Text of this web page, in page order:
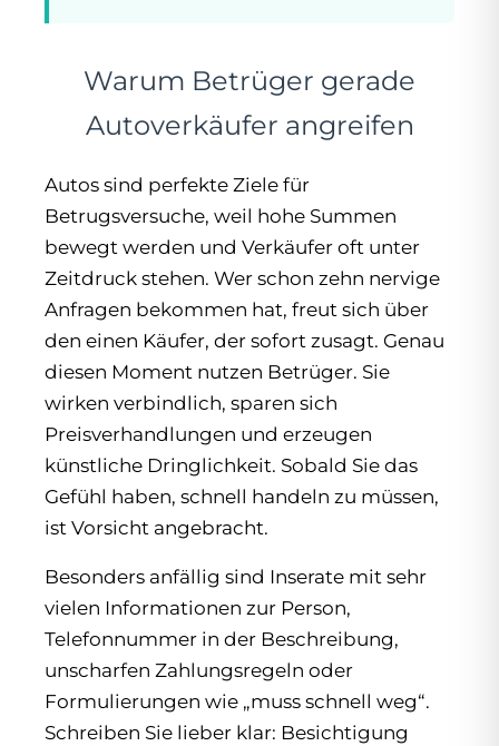
Warum Betrüger gerade
Autoverkäufer angreifen
Autos sind perfekte Ziele für
Betrugsversuche, weil hohe Summen
bewegt werden und Verkäufer oft unter
Zeitdruck stehen. Wer schon zehn nervige
Anfragen bekommen hat, freut sich über
den einen Käufer, der sofort zusagt. Genau
diesen Moment nutzen Betrüger. Sie
wirken verbindlich, sparen sich
Preisverhandlungen und erzeugen
künstliche Dringlichkeit. Sobald Sie das
Gefühl haben, schnell handeln zu müssen,
ist Vorsicht angebracht.
Besonders anfällig sind Inserate mit sehr
vielen Informationen zur Person,
Telefonnummer in der Beschreibung,
unscharfen Zahlungsregeln oder
Formulierungen wie „muss schnell weg“.
Schreiben Sie lieber klar: Besichtigung